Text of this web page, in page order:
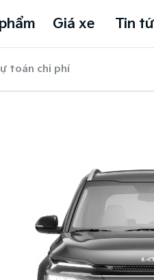
Giá xe Tin
toán chi phí